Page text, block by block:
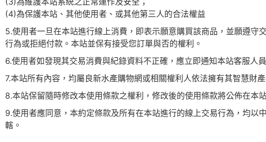
(4)為保護本站、其他使用者、或其他第三人的合法權益
5.使用者一旦在本站進行線上消費，即表示願意購買該商品，並願遵
行為或拒絕付款。本站並保有接受您訂單與否的權利。
6.使用者如發現其交易消費與紀錄資料不正確，應立即通知本站客服人員
7.本站所有內容，均屬良新水產購物網或相關權利人依法擁有其智慧財
8.本站保留隨時修改本使用條款之權利，修改後的使用條款將公佈在本
9.使用者應同意，本約定條款及所有在本站進行的線上交易行為，均
轄。